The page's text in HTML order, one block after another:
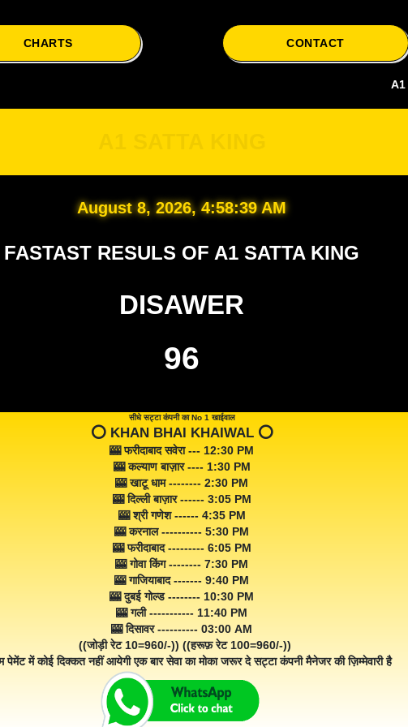
CHARTS CONTACT
A1 Satta
August 8, 2026, 4:58:40 AM
FASTAST RESULS OF A1 SATTA KING
DISAWER
96
सीधे सट्टा कंपनी का No 1 खाईवाल
⭕️ KHAN BHAI KHAIWAL ⭕️
🎰 फरीदाबाद सवेरा --- 12:30 PM
🎰 कल्याण बाज़ार ---- 1:30 PM
🎰 खाटू धाम -------- 2:30 PM
🎰 दिल्ली बाज़ार ------ 3:05 PM
🎰 श्री गणेश ------ 4:35 PM
🎰 करनाल ---------- 5:30 PM
🎰 फरीदाबाद --------- 6:05 PM
🎰 गोवा किंग -------- 7:30 PM
🎰 गाजियाबाद ------- 9:40 PM
🎰 दुबई गोल्ड -------- 10:30 PM
🎰 गली ----------- 11:40 PM
🎰 दिसावर ---------- 03:00 AM
((जोड़ी रेट 10=960/-)) ((हरूफ़ रेट 100=960/-))
पेमेंट में कोई दिक्कत नहीं आयेगी एक बार सेवा का मोका जरूर दे सट्टा कंपनी मैनेजर की ज़िम्मेवारी है